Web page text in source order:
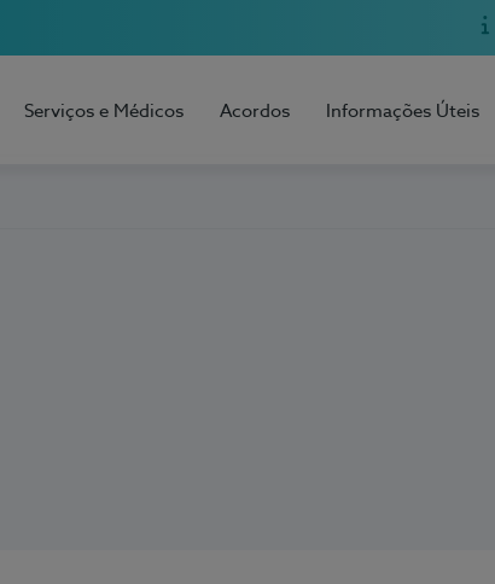
Serviços e Médicos Acordos Informações Úteis